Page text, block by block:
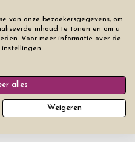
van onze bezoekersgegevens, om
inhoud te tonen en om u
Voor meer informatie over de
alles
Weigeren